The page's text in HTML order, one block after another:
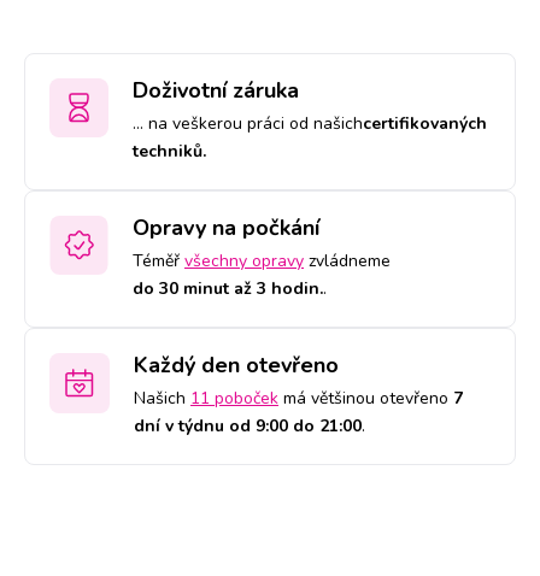
Doživotní záruka
… na veškerou práci od našichcertifikovaných
techniků.
Opravy na počkání
Téměř všechny opravy zvládneme
do 30 minut až 3 hodin..
Každý den otevřeno
Našich 11 poboček má většinou otevřeno 7
dní v týdnu od 9:00 do 21:00.